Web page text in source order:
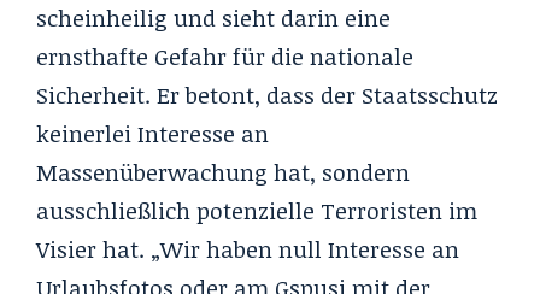
scheinheilig und sieht darin eine
ernsthafte Gefahr für die nationale
Sicherheit. Er betont, dass der Staatsschutz
keinerlei Interesse an
Massenüberwachung hat, sondern
ausschließlich potenzielle Terroristen im
Visier hat. „Wir haben null Interesse an
Urlaubsfotos oder am Gspusi mit der